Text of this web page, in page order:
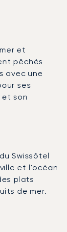
et
pêchés
avec une
ses
et son
du Swissôtel
et l'océan
plats
de mer.